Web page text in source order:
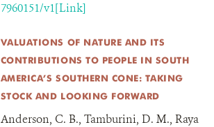
7960151/v1[Link]
VALUATIONS OF NATURE AND ITS
CONTRIBUTIONS TO PEOPLE IN SOUTH
AMERICA’S SOUTHERN CONE: TAKING
STOCK AND LOOKING FORWARD
Anderson, C. B., Tamburini, D. M., Raya